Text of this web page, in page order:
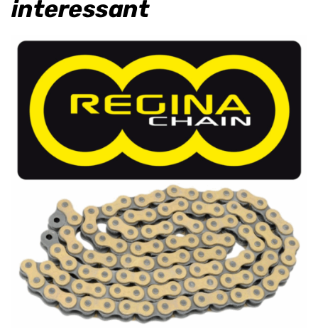
interessant